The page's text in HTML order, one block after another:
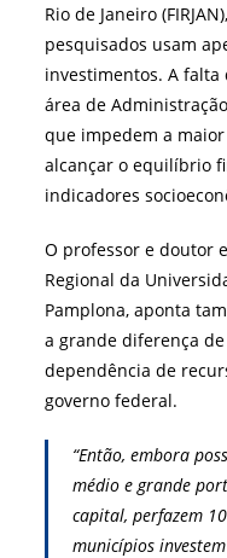
Rio de Janeiro
pesquisados usam
investimentos. A falta
área de
que impedem a
alcançar o equilíbrio
indicadores
O professor e doutor
Regional da
Pamplona, aponta
a grande diferença
dependência de
governo federal.
“Então, embora
médio e grande
capital, perfazem
municípios